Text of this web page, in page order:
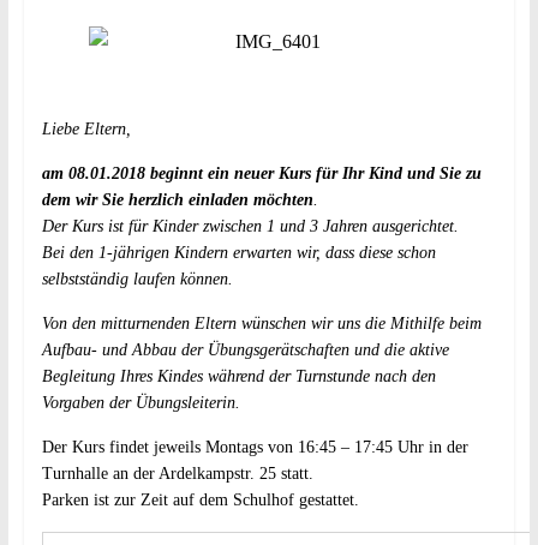
Liebe Eltern,
am 08.01.2018 beginnt ein neuer Kurs für Ihr Kind und Sie zu
dem wir Sie herzlich einladen möchten.
Der Kurs ist für Kinder zwischen 1 und 3 Jahren ausgerichtet.
Bei den 1-jährigen Kindern erwarten wir, dass diese schon
selbstständig laufen können.
Von den mitturnenden Eltern wünschen wir uns die Mithilfe beim
Aufbau- und Abbau der Übungsgerätschaften und die aktive
Begleitung Ihres Kindes während der Turnstunde nach den
Vorgaben der Übungsleiterin.
Der Kurs findet jeweils Montags von 16:45 – 17:45 Uhr in der
Turnhalle an der Ardelkampstr. 25 statt.
Parken ist zur Zeit auf dem Schulhof gestattet.